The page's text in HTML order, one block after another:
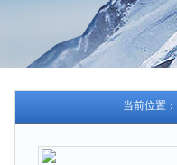
当前位置：